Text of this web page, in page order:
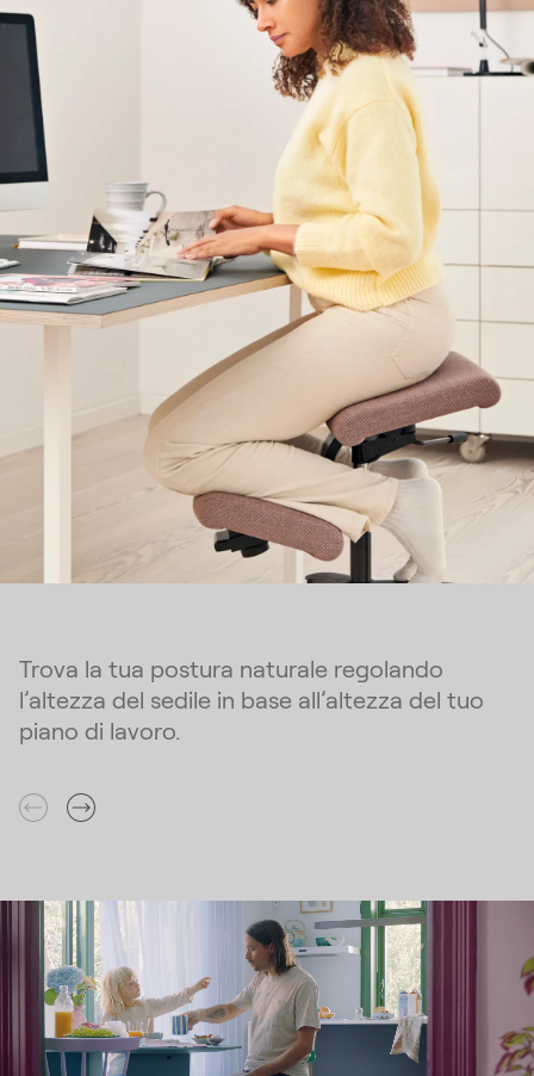
Trova la tua postura naturale regolando
l’altezza del sedile in base all’altezza del tuo
piano di lavoro.